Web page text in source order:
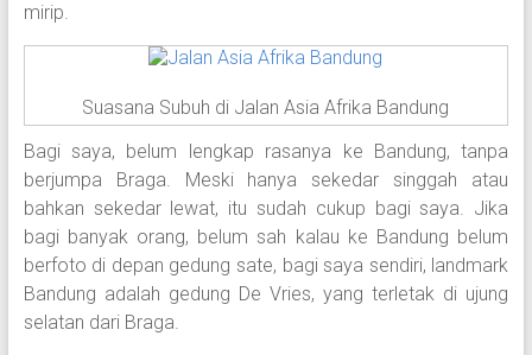
mirip.
Suasana Subuh di Jalan Asia Afrika Bandung
Bagi saya, belum lengkap rasanya ke Bandung, tanpa
berjumpa Braga. Meski hanya sekedar singgah atau
bahkan sekedar lewat, itu sudah cukup bagi saya. Jika
bagi banyak orang, belum sah kalau ke Bandung belum
berfoto di depan gedung sate, bagi saya sendiri, landmark
Bandung adalah gedung De Vries, yang terletak di ujung
selatan dari Braga.